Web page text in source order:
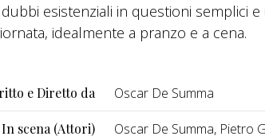
esistenziali in questioni semplici
idealmente a pranzo e a cena.
e Diretto da Oscar De Summa
In scena (Attori) Oscar De Summa, Pietro